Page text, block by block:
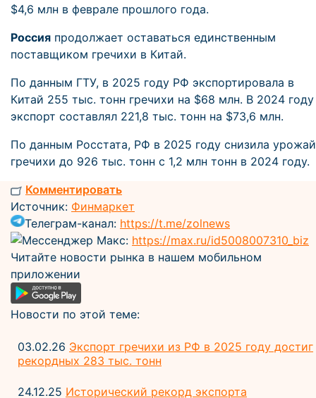
$4,6 млн в феврале прошлого года.
Россия продолжает оставаться единственным
поставщиком гречихи в Китай.
По данным ГТУ, в 2025 году РФ экспортировала в
Китай 255 тыс. тонн гречихи на $68 млн. В 2024 году
экспорт составлял 221,8 тыс. тонн на $73,6 млн.
По данным Росстата, РФ в 2025 году снизила урожай
гречихи до 926 тыс. тонн с 1,2 млн тонн в 2024 году.
Комментировать
Источник: Финмаркет
Телеграм-канал: https://t.me/zolnews
Мессенджер Макс: https://max.ru/id5008007310_biz
Читайте новости рынка в нашем мобильном
приложении
Новости по этой теме:
03.02.26 Экспорт гречихи из РФ в 2025 году достиг
рекордных 283 тыс. тонн
24.12.25 Исторический рекорд экспорта